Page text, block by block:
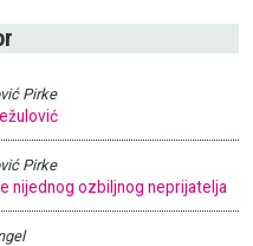
Pirke
Pirke
nijednog ozbiljnog neprijatelja